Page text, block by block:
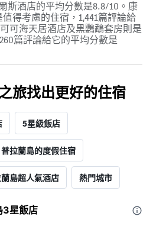
斯酒店的平均分數是8.8/10。康
得考慮的住宿，1,441篇評論給
可海天居酒店及黑鸚鵡套房則是
篇評論給它的平均分數是
旅找出更好的住宿
5星級飯店
普拉蘭島的度假住宿
島超人氣酒店 熱門城市
3星​飯店